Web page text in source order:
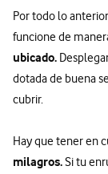
Por todo lo
funcione de
ubicado.
dotada de buena
cubrir.
Hay que tener en
milagros.Si tu